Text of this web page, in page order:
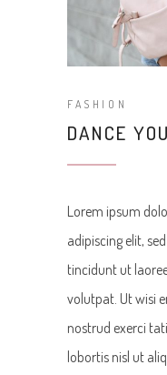
FASHION
DANCE
Lorem ipsum
adipiscing elit,
tincidunt ut
volutpat. Ut wisi
nostrud exerci
lobortis nisl ut